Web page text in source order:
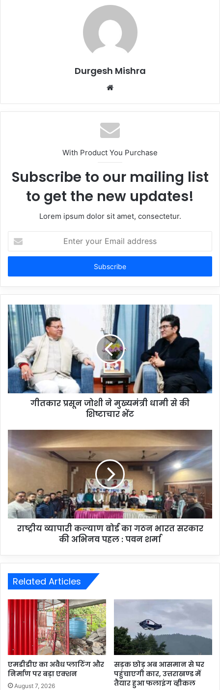
Durgesh Mishra
Website
With Product You Purchase
Subscribe to our mailing list
to get the new updates!
Lorem ipsum dolor sit amet, consectetur.
Enter
your
Email
गीतकार प्रसून जोशी ने मुख्यमंत्री धामी से की
शिष्टाचार भेंट
राष्ट्रीय व्यापारी कल्याण बोर्ड का गठन भारत सरकार
की अभिनव पहल : पवन शर्मा
Related Articles
एमडीडीए का अवैध प्लाटिंग और
निर्माण पर बड़ा एक्शन
August 7, 2026
सड़क छोड़ अब आसमान से घर
पहुंचाएगी कार, उत्तराखण्ड में
तैयार हुआ फलाइंग व्हीकल